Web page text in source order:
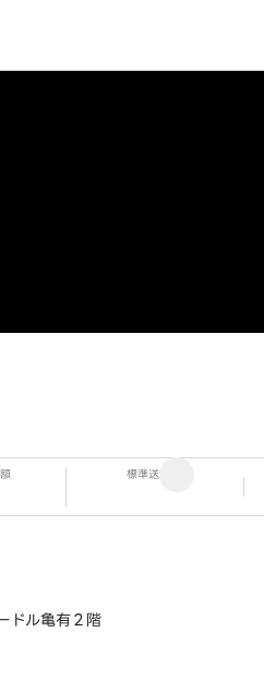
標準送料
ドル亀有２階